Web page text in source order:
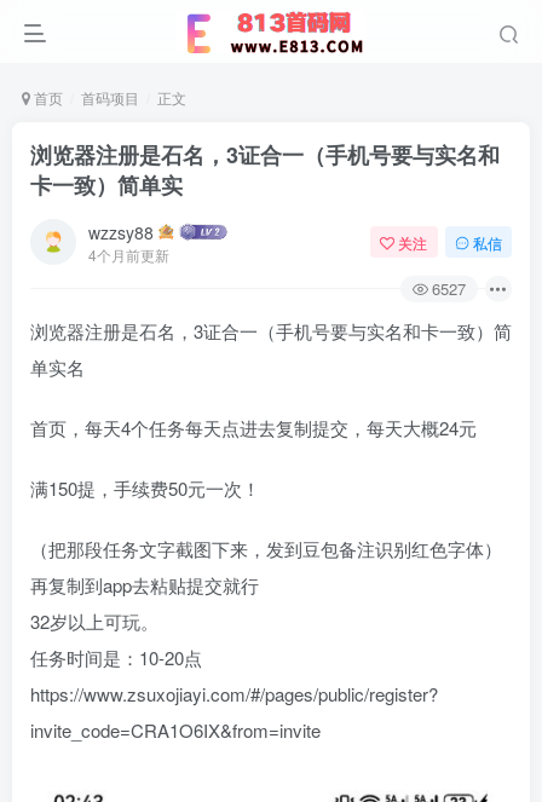
首页 首码项目 正文
浏览器注册是石名，3证合一（手机号要与实名和
卡一致）简单实
wzzsy88
4个月前更新
关注 私信
6527
浏览器注册是石名，3证合一（手机号要与实名和卡一致）简
单实名
首页，每天4个任务每天点进去复制提交，每天大概24元
满150提，手续费50元一次！
（把那段任务文字截图下来，发到豆包备注识别红色字体）
再复制到app去粘贴提交就行
32岁以上可玩。
任务时间是：10-20点
https://www.zsuxojiayi.com/#/pages/public/register?
invite_code=CRA1O6IX&from=invite